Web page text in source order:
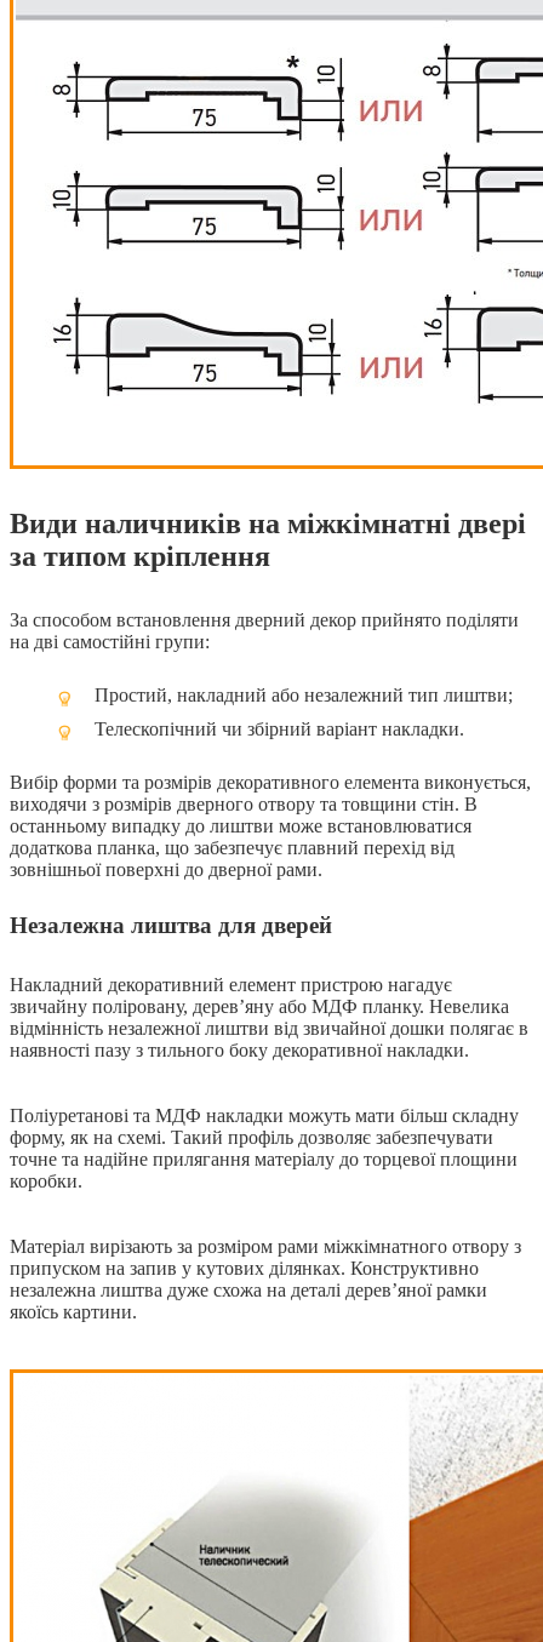
Види наличників на міжкімнатні двері
за типом кріплення
За способом встановлення дверний декор прийнято поділяти
на дві самостійні групи:
Простий, накладний або незалежний тип лиштви;
Телескопічний чи збірний варіант накладки.
Вибір форми та розмірів декоративного елемента виконується,
виходячи з розмірів дверного отвору та товщини стін. В
останньому випадку до лиштви може встановлюватися
додаткова планка, що забезпечує плавний перехід від
зовнішньої поверхні до дверної рами.
Незалежна лиштва для дверей
Накладний декоративний елемент пристрою нагадує
звичайну поліровану, дерев’яну або МДФ планку. Невелика
відмінність незалежної лиштви від звичайної дошки полягає в
наявності пазу з тильного боку декоративної накладки.
Поліуретанові та МДФ накладки можуть мати більш складну
форму, як на схемі. Такий профіль дозволяє забезпечувати
точне та надійне прилягання матеріалу до торцевої площини
коробки.
Матеріал вирізають за розміром рами міжкімнатного отвору з
припуском на запив у кутових ділянках. Конструктивно
незалежна лиштва дуже схожа на деталі дерев’яної рамки
якоїсь картини.